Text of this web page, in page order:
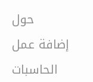
حول
إضافة عمل
الحاسبات